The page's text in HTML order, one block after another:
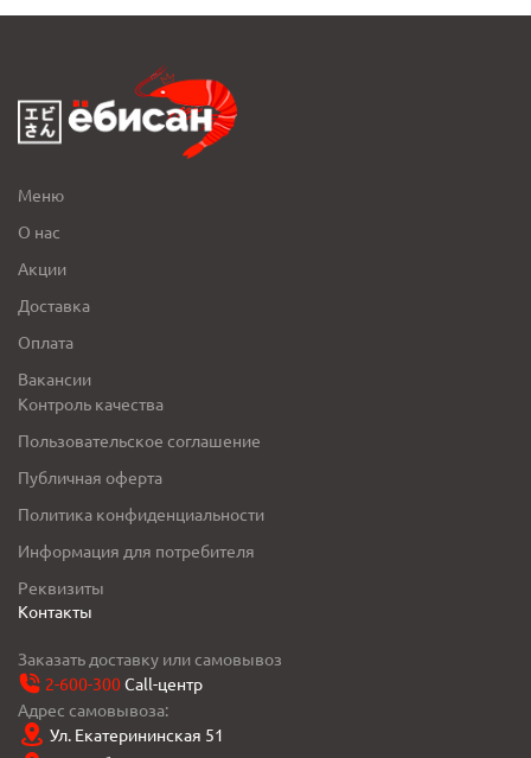
Меню
О нас
Акции
Доставка
Оплата
Вакансии
Контроль качества
Пользовательское соглашение
Публичная оферта
Политика конфиденциальности
Информация для потребителя
Реквизиты
Контакты
Заказать доставку или самовывоз
2-600-300Call-центр
Адрес самовывоза:
Ул. Екатерининская 51